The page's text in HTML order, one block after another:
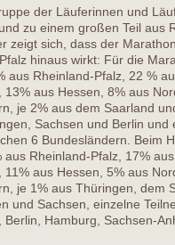
der Läuferinnen und
zu einem großen Teil aus
zeigt sich, dass der
hinaus wirkt: Für die
aus Rheinland-Pfalz, 22 %
13% aus Hessen, 8% aus
je 2% aus dem Saarland
Sachsen und Berlin und
6 Bundesländern. Beim
aus Rheinland-Pfalz, 17%
11% aus Hessen, 5% aus
je 1% aus Thüringen, dem
und Sachsen, einzelne
Berlin, Hamburg, Sachsen-